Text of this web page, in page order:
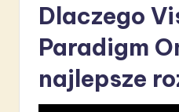
Dlaczego
Paradigm
najlepsze